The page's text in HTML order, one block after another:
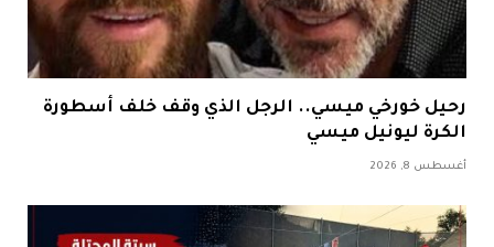
رحيل خورخي ميسي.. الرجل الذي وقف خلف أسطورة
الكرة ليونيل ميسي
أغسطس 8, 2026